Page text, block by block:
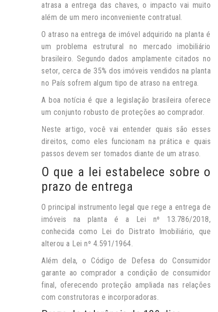
atrasa a entrega das chaves, o impacto vai muito
além de um mero inconveniente contratual.
O atraso na entrega de imóvel adquirido na planta é
um problema estrutural no mercado imobiliário
brasileiro. Segundo dados amplamente citados no
setor, cerca de 35% dos imóveis vendidos na planta
no País sofrem algum tipo de atraso na entrega.
A boa notícia é que a legislação brasileira oferece
um conjunto robusto de proteções ao comprador.
Neste artigo, você vai entender quais são esses
direitos, como eles funcionam na prática e quais
passos devem ser tomados diante de um atraso.
O que a lei estabelece sobre o
prazo de entrega
O principal instrumento legal que rege a entrega de
imóveis na planta é a Lei nº 13.786/2018,
conhecida como Lei do Distrato Imobiliário, que
alterou a Lei nº 4.591/1964.
Além dela, o Código de Defesa do Consumidor
garante ao comprador a condição de consumidor
final, oferecendo proteção ampliada nas relações
com construtoras e incorporadoras.